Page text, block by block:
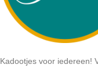
Kadootjes voor iedereen!